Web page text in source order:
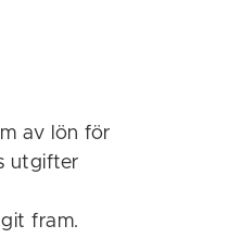
av lön för
utgifter
fram.